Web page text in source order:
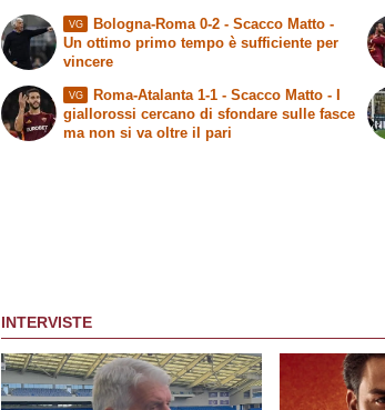
VG Bologna-Roma 0-2 - Scacco Matto-
Un ottimo primo tempo è sufficiente per
vincere
VG Roma-Atalanta 1-1 - Scacco Matto- I
giallorossi cercano di sfondare sulle fasce
ma non si va oltre il pari
INTERVISTE